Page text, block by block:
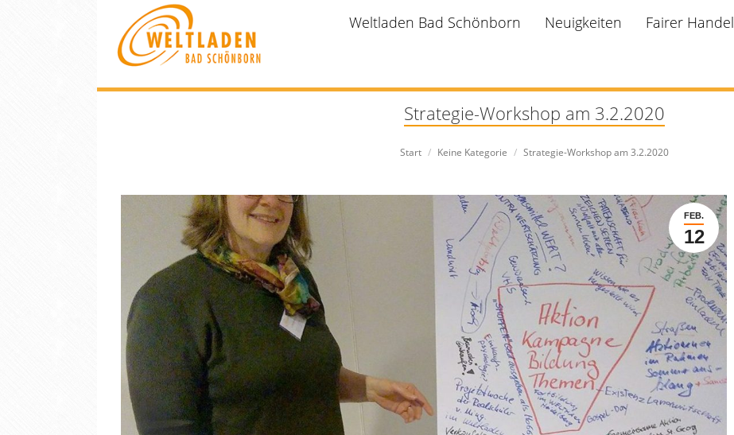
Weltladen Bad Schönborn Neuigkeiten Fairer Handel
Strategie-Workshop am 3.2.2020
Sie befinden sich hier:
Start Keine Kategorie Strategie-Workshop am 3.2.2020
FEB.
12